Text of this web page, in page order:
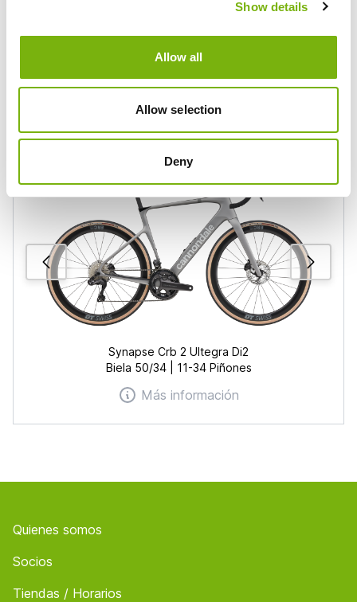
Show details
Allow all
Allow selection
Deny
día sobre la bici explorando la isla con comodidad,
36 €/día
Synapse Crb 2 Ultegra Di2
Biela 50/34 | 11-34 Piñones
Más información
Quienes somos
Socios
Tiendas / Horarios